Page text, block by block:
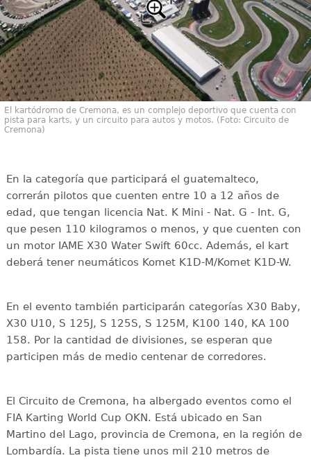
El kartódromo de Cremona, es un complejo deportivo que cuenta con
pista para karts, y un circuito para autos y motos. (Foto: Circuito de
Cremona)
En la categoría que participará el guatemalteco,
correrán pilotos que cuenten entre 10 a 12 años de
edad, que tengan licencia Nat. K Mini - Nat. G - Int. G,
que pesen 110 kilogramos o menos, y que cuenten con
un motor IAME X30 Water Swift 60cc. Además, el kart
deberá tener neumáticos Komet K1D-M/Komet K1D-W.
En el evento también participarán categorías X30 Baby,
X30 U10, S 125J, S 125S, S 125M, K100 140, KA 100
158. Por la cantidad de divisiones, se esperan que
participen más de medio centenar de corredores.
El Circuito de Cremona, ha albergado eventos como el
FIA Karting World Cup OKN. Está ubicado en San
Martino del Lago, provincia de Cremona, en la región de
Lombardía. La pista tiene unos mil 210 metros de